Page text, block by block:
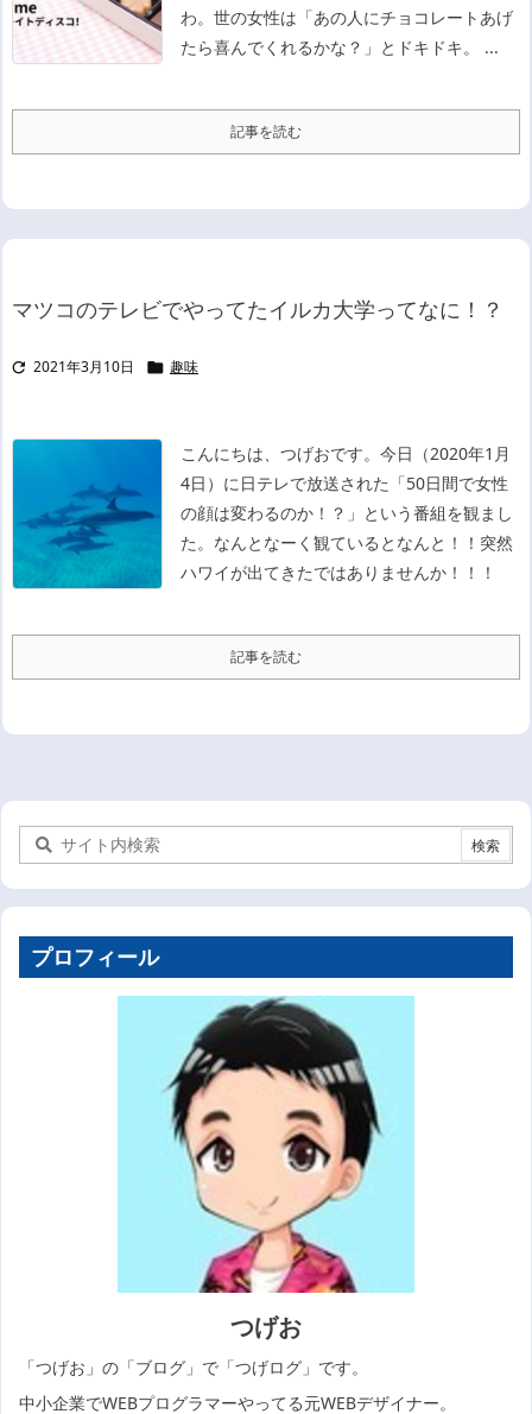
わ。世の女性は「あの人にチョコレートあげ
たら喜んでくれるかな？」とドキドキ。 ...
記事を読む
マツコのテレビでやってたイルカ大学ってなに！？
 2021年3月10日  趣味
こんにちは、つげおです。今日（2020年1月
4日）に日テレで放送された「50日間で女性
の顔は変わるのか！？」という番組を観まし
た。 なんとなーく観ているとなんと！！突然
ハワイが出てきたではありませんか！！！
記事を読む
プロフィール
つげお
「つげお」の「ブログ」で「つげログ」です。
中小企業でWEBプログラマーやってる元WEBデザイナー。